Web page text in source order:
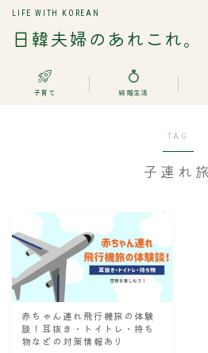
日韓夫婦のあれこれ。
LIFE WITH KOREAN
料理
お問い合わせ
Search
子育て 結婚生活
TAG
子連れ旅
赤ちゃん連れ飛行機旅の体験
談！耳抜き・トイトレ・持ち
物などの対策情報あり